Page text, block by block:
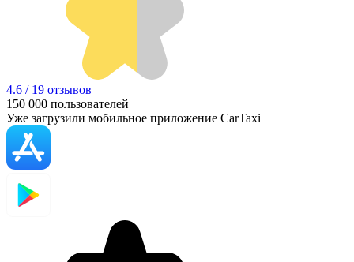
4.6 / 19 отзывов
150 000 пользователей
Уже загрузили мобильное приложение CarTaxi